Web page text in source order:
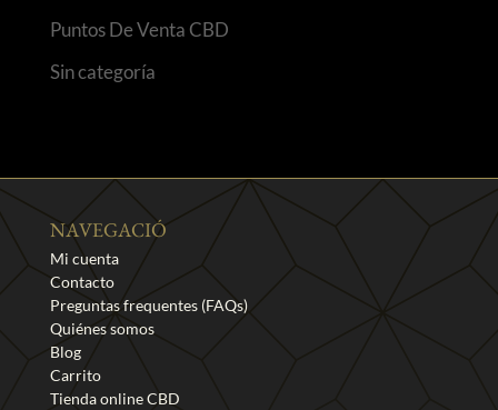
Puntos De Venta CBD
Sin categoría
NAVEGACIÓ
Mi cuenta
Contacto
Preguntas frequentes (FAQs)
Quiénes somos
Blog
Carrito
Tienda online CBD